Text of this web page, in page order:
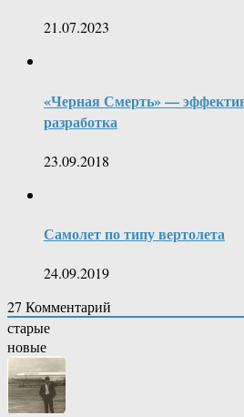
21.07.2023
«Черная Смерть» —
разработка
23.09.2018
Самолет по типу вертолета
24.09.2019
27 Комментарий
старые
новые